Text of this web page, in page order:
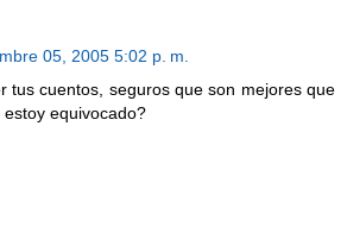
05, 2005 5:02 p. m.
tus cuentos, seguros que son mejores que
equivocado?